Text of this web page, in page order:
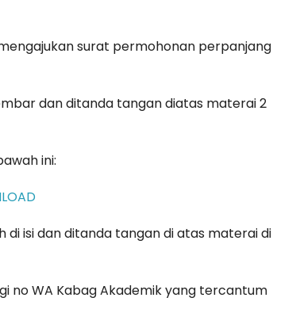
surat permohonan perpanjang
dan ditanda tangan diatas materai 2
ini:
di isi dan ditanda tangan di atas materai di
no WA Kabag Akademik yang tercantum